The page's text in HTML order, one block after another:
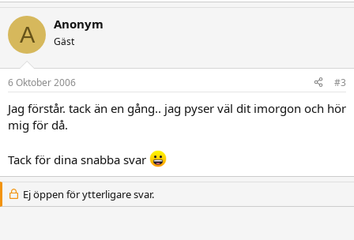
A Anonym
Gäst
6 Oktober 2006 #3
Jag förstår. tack än en gång.. jag pyser väl dit imorgon och hör
mig för då.
Tack för dina snabba svar
Ej öppen för ytterligare svar.